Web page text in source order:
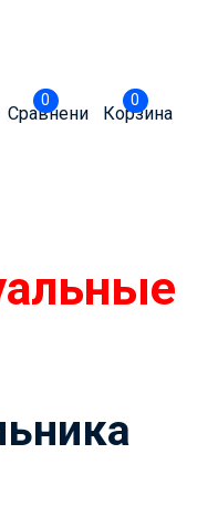
0
Сравнение
0
Корзина